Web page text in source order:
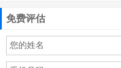
免费评估